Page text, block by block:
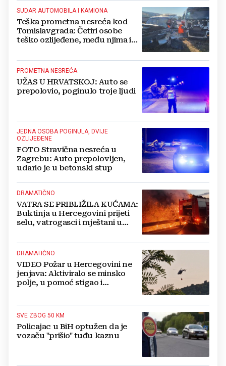
SUDAR AUTOMOBILA I KAMIONA
Teška prometna nesreća kod
Tomislavgrada: Četiri osobe
teško ozlijeđene, među njima i
PROMETNA NESREĆA
UŽAS U HRVATSKOJ: Auto se
prepolovio, poginulo troje ljudi
JEDNA OSOBA POGINULA, DVIJE
OZLIJEĐENE
FOTO Stravična nesreća u
Zagrebu: Auto prepolovljen,
udario je u betonski stup
DRAMATIČNO
VATRA SE PRIBLIŽILA KUĆAMA:
Buktinja u Hercegovini prijeti
selu, vatrogasci i mještani u
DRAMATIČNO
VIDEO Požar u Hercegovini ne
jenjava: Aktiviralo se minsko
polje, u pomoć stigao i
SVE ZBOG 50 KM
Policajac u BiH optužen da je
vozaču "prišio" tuđu kaznu